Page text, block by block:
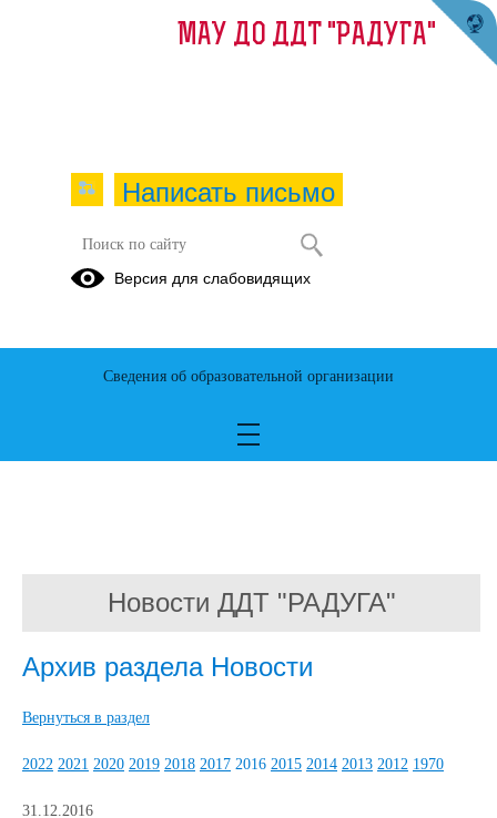
Новости ДДТ "РАДУГА"
Архив раздела Новости
Вернуться в раздел
2022 2021 2020 2019 2018 2017 2016 2015 2014 2013 2012 1970
31.12.2016
МАУ ДО ДДТ "РАДУГА"
Написать письмо
Версия для слабовидящих
Сведения об образовательной организации